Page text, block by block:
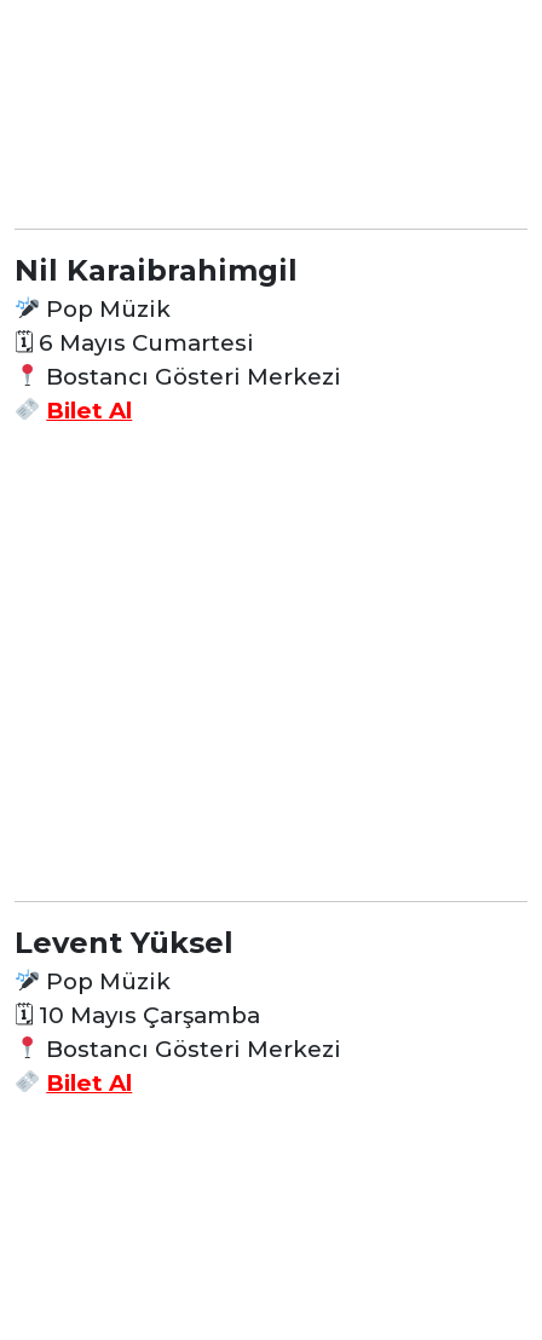
Nil Karaibrahimgil
Pop Müzik
🗓 6 Mayıs Cumartesi
Bostancı Gösteri Merkezi
Bilet Al
Levent Yüksel
Pop Müzik
🗓 10 Mayıs Çarşamba
Bostancı Gösteri Merkezi
Bilet Al